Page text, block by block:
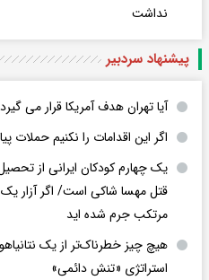
نداشت
پیشنهاد سردبیر
آیا تهران هدف آمریکا قرار می
اگر این اقدامات را نکنیم حملات
یک چهارم کودکان ایرانی از
قتل مهسا شاکی است/ اگر آزار
مرتکب جرم شده اید
هیچ چیز خطرناک‌تر از یک
استراتژی «تنش دائمی»